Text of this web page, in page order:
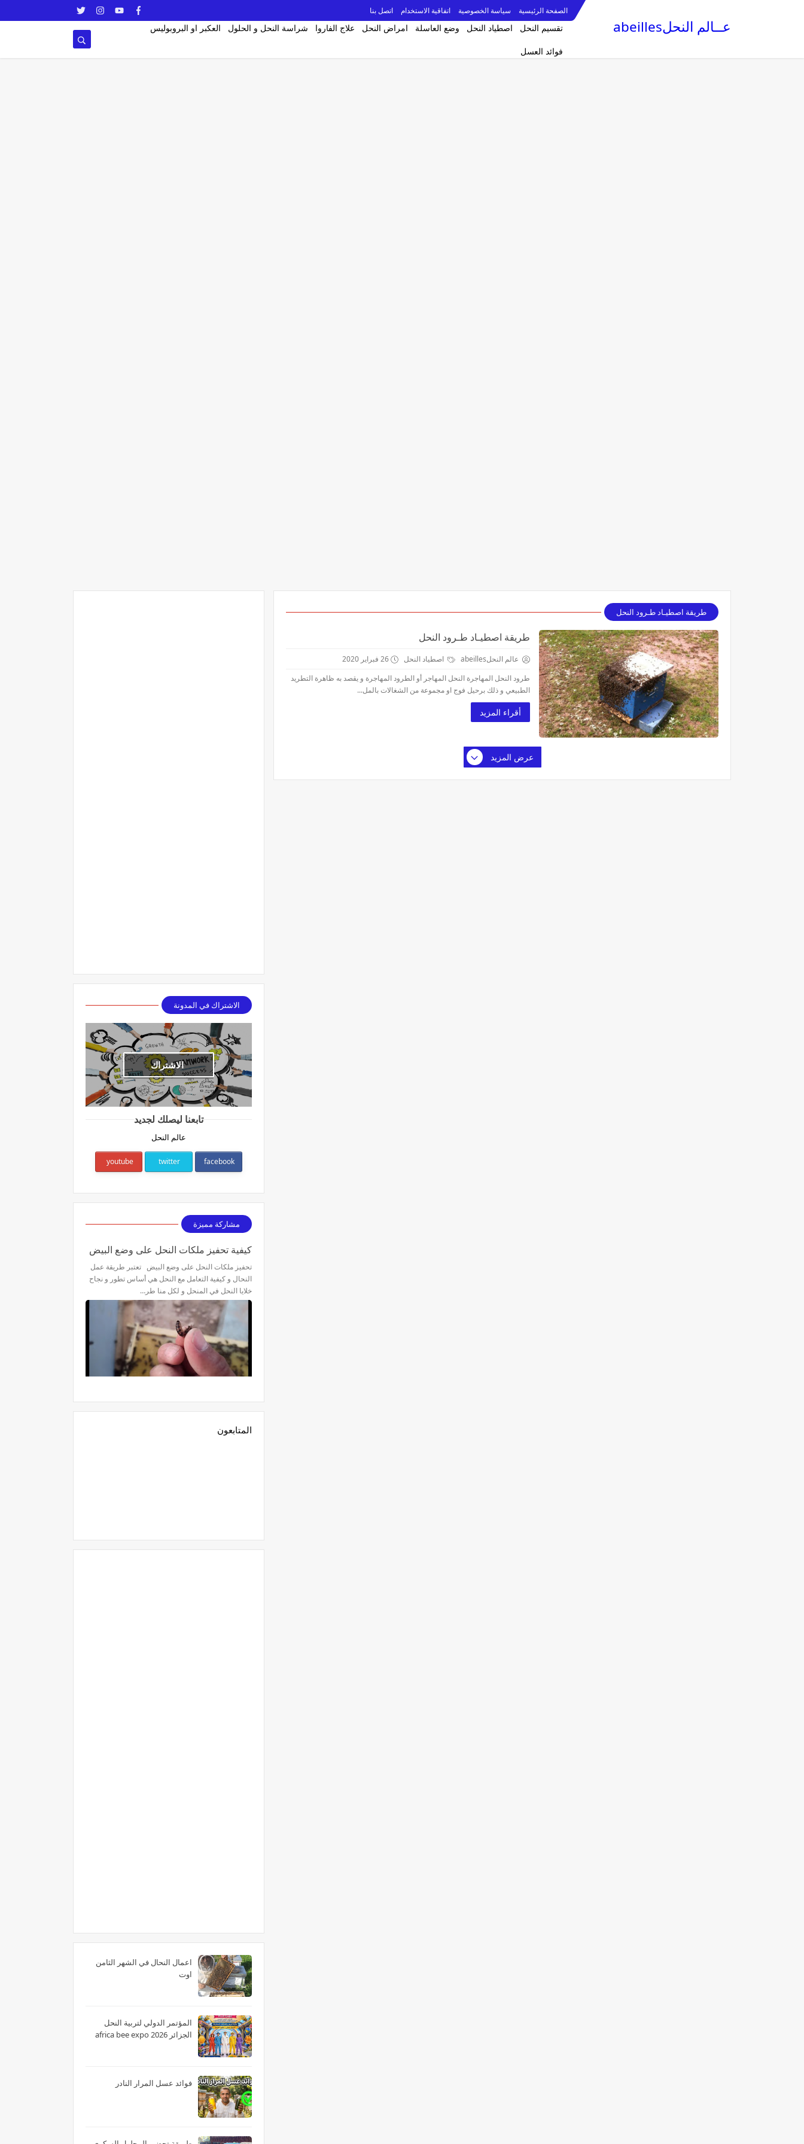
الصفحة الرئيسية سياسة الخصوصية اتفاقية الاستخدام اتصل بنا
عــالم النحلabeilles تقسيم النحل اصطياد النحل وضع العاسلة امراض النحل علاج الفاروا شراسة النحل و الحلول العكبر او البروبوليس
فوائد العسل
طريقة اصطيـاد طـرود النحل
طريقة اصطيـاد طـرود النحل
عالم النحلabeilles اصطياد النحل
26 فبراير 2020
طرود النحل المهاجرة النحل المهاجر أو الطرود المهاجرة و يقصد به ظاهرة التطريد
الطبيعي و ذلك برحيل فوج او مجموعة من الشغالات بالمل...
أقراء المزيد
عرض المزيد
الاشتراك في المدونة
الاشتراك
تابعنا ليصلك لجديد
عالم النحل
facebook
twitter
youtube
مشاركة مميزة
كيفية تحفيز ملكات النحل على وضع البيض
تحفيز ملكات النحل على وضع البيض تعتبر طريقة عمل
النحال و كيفية التعامل مع النحل هي أساس تطور و نجاح
خلايا النحل في المنحل و لكل منا طر…
المتابعون
اعمال النحال في الشهر الثامن
اوت
المؤتمر الدولي لتربية النحل
الجزائر 2026 africa bee expo
فوائد عسل المرار النادر